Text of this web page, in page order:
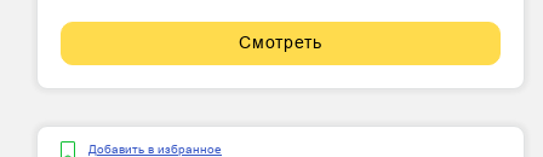
Смотреть
Добавить в избранное